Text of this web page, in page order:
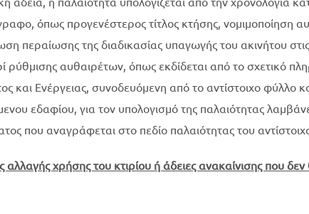
όπως προγενέστερος τίτλος κτήσης, νομιμοποίηση
περαίωσης της διαδικασίας υπαγωγής του ακινήτου
ρύθμισης αυθαιρέτων, όπως εκδίδεται από το σχετικό
και Ενέργειας, συνοδευόμενη από το αντίστοιχο φύλλο
εδαφίου, για τον υπολογισμό της παλαιότητας
που αναγράφεται στο πεδίο παλαιότητας του
αλλαγής χρήσης του κτιρίου ή άδειες ανακαίνισης που